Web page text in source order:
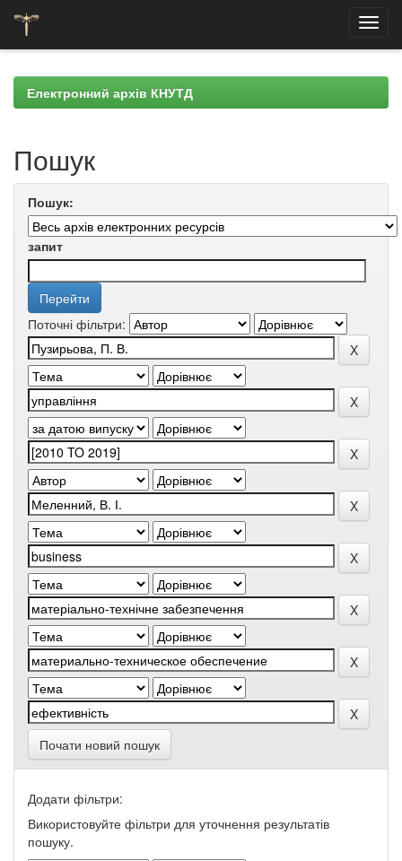
navigationЕлектронний архів КНУТД
Пошук
Пошук:
запит
Поточні фільтри:
Почати новий пошук
Додати фільтри:
Використовуйте фільтри для уточнення результатів
пошуку.